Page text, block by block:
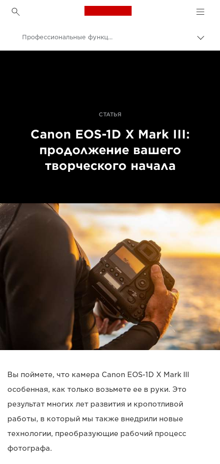
Canon Logo, back to
Профессиональные функции Canon EOS-1D X Mark III
СТАТЬЯ
Canon EOS-1D X Mark III:
продолжение вашего
творческого начала
Вы поймете, что камера Canon EOS-1D X Mark III
особенная, как только возьмете ее в руки. Это
результат многих лет развития и кропотливой
работы, в который мы также внедрили новые
технологии, преобразующие рабочий процесс
фотографа.